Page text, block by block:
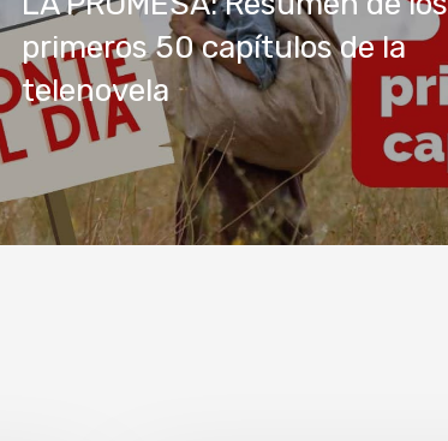
primeros 50 capítulos de la
telenovela